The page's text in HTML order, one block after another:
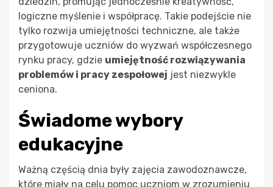
logiczne myślenie i współpracę. Takie podejście nie
tylko rozwija umiejętności techniczne, ale także
przygotowuje uczniów do wyzwań współczesnego
rynku pracy, gdzie umiejętność rozwiązywania
problemów i pracy zespołowej jest niezwykle
ceniona.
Świadome wybory
edukacyjne
Ważną częścią dnia były zajęcia zawodoznawcze,
które miały na celu pomoc uczniom w zrozumieniu